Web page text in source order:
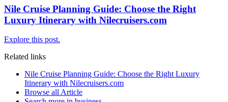
Nile Cruise Planning Guide: Choose the Right
Luxury Itinerary with Nilecruisers.com
Explore this post.
Related links
Nile Cruise Planning Guide: Choose the Right Luxury
Itinerary with Nilecruisers.com
Browse all Article